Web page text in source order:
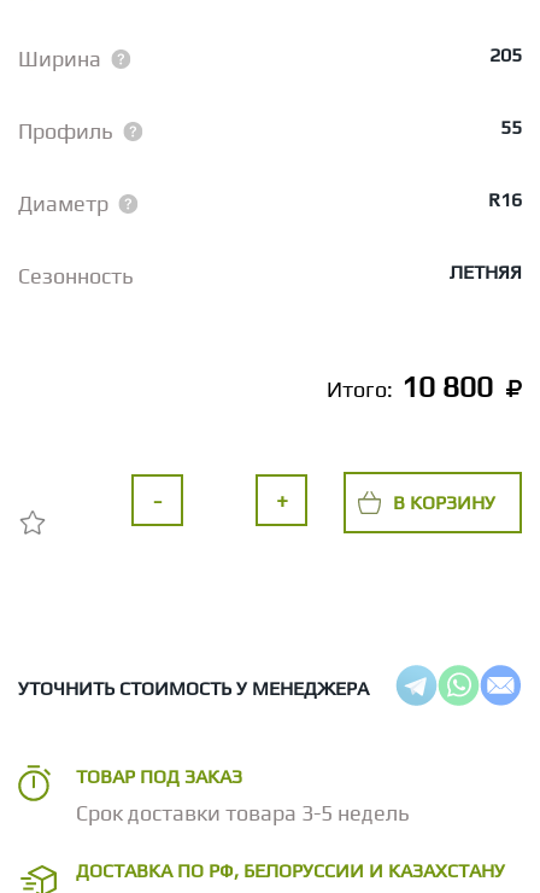
Ширина 205
Профиль 55
Диаметр R16
Сезонность ЛЕТНЯЯ
Итого: 10 800
- + В КОРЗИНУ
УТОЧНИТЬ СТОИМОСТЬ У МЕНЕДЖЕРА
ТОВАР ПОД ЗАКАЗ
Срок доставки товара 3-5 недель
ДОСТАВКА ПО РФ, БЕЛОРУССИИ И КАЗАХСТАНУ